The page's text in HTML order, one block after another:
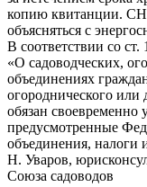
копию квитанции.
объясняться с
В соответствии со
«О садоводческих,
объединениях
огороднического или
обязан своевременно
предусмотренные
объединения, налоги
Н. Уваров,
Союза садоводов